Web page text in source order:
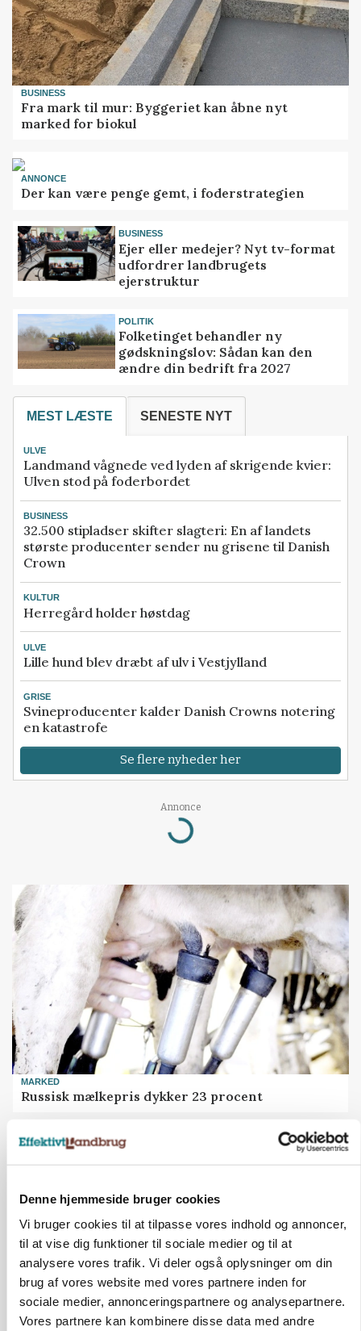
Denne hjemmeside bruger cookies
Vi bruger cookies til at tilpasse vores indhold og annoncer,
til at vise dig funktioner til sociale medier og til at
analysere vores trafik. Vi deler også oplysninger om din
brug af vores website med vores partnere inden for
sociale medier, annonceringspartnere og analysepartnere.
Vores partnere kan kombinere disse data med andre
BUSINESS
Fra mark til mur: Byggeriet kan åbne nyt
marked for biokul
ANNONCE
Der kan være penge gemt, i foderstrategien
BUSINESS
Ejer eller medejer? Nyt tv-format
udfordrer landbrugets
ejerstruktur
POLITIK
Folketinget behandler ny
gødskningslov: Sådan kan den
ændre din bedrift fra 2027
MEST LÆSTE SENESTE NYT
ULVE
Landmand vågnede ved lyden af skrigende kvier:
Ulven stod på foderbordet
BUSINESS
32.500 stipladser skifter slagteri: En af landets
største producenter sender nu grisene til Danish
Crown
KULTUR
Herregård holder høstdag
ULVE
Lille hund blev dræbt af ulv i Vestjylland
GRISE
Svineproducenter kalder Danish Crowns notering
en katastrofe
Se flere nyheder her
Annonce
Loading...
MARKED
Russisk mælkepris dykker 23 procent